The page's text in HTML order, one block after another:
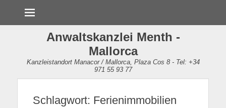
Anwaltskanzlei Menth -
Mallorca
Kanzleistandort Manacor / Mallorca, Plaza Cos 8 - Tel: +34
971 55 93 77
Schlagwort: Ferienimmobilien